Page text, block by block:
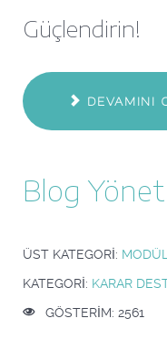
Güçlendirin!
DEVAMINI
Blog
ÜST KATEGORI:
KATEGORI: KARAR
GÖSTERIM: 2561